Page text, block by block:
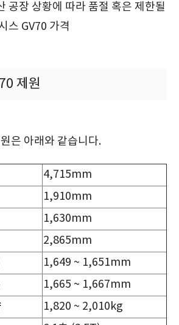
공장 상황에 따라 품절 혹은 제한될
스 GV70 가격
제원
은 아래와 같습니다.
4,715mm
1,910mm
1,630mm
2,865mm
1,649 ~ 1,651mm
1,665 ~ 1,667mm
1,820 ~ 2,010kg